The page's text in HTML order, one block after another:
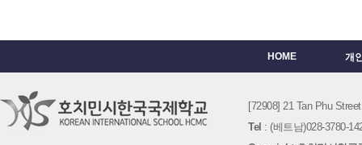
HOME 개
[72908] 21 Tan Phu
Tel : (베트남)028-3780-